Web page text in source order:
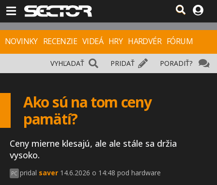
NOVINKY RECENZIE VIDEÁ HRY HARDVÉR FÓRUM
PORADIŤ?
PRIDAŤ
VYHĽADAŤ
Ako sú na tom ceny
pamätí?
Ceny mierne klesajú, ale ale stále sa držia
vysoko.
PC pridal saver 14.6.2026 o 14:48 pod hardware